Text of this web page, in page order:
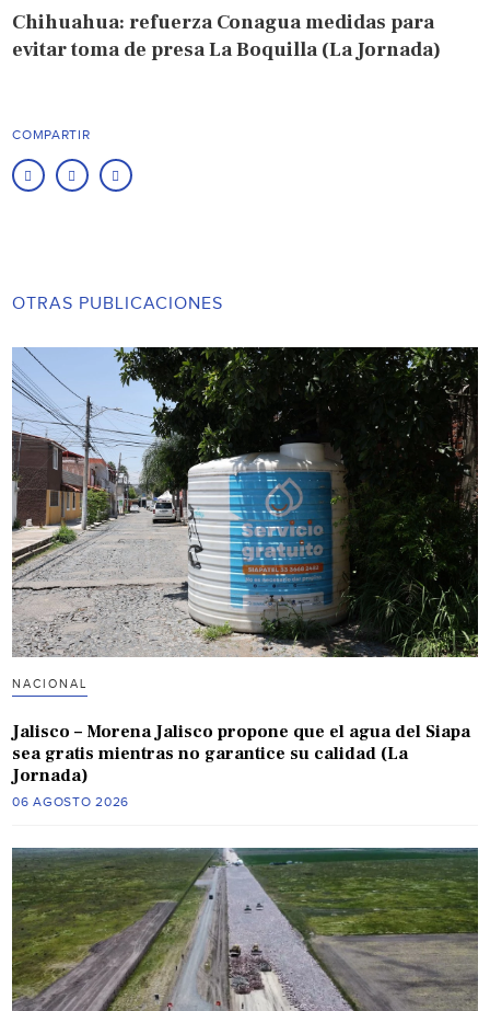
Chihuahua: refuerza Conagua medidas para
evitar toma de presa La Boquilla (La Jornada)
COMPARTIR
OTRAS PUBLICACIONES
NACIONAL
Jalisco – Morena Jalisco propone que el agua del Siapa
sea gratis mientras no garantice su calidad (La
Jornada)
06 AGOSTO 2026